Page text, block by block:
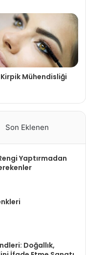
Kirpik Mühendisliği
Son Eklenen
Yaptırmadan
Doğallık,